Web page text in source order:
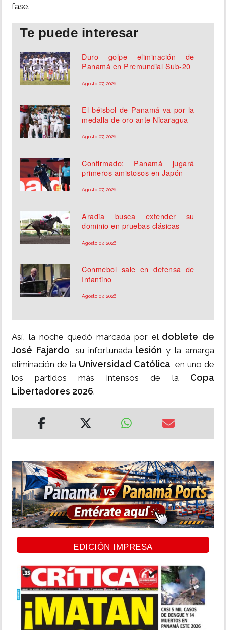
fase.
Te puede interesar
Duro golpe eliminación de
Panamá en Premundial Sub-20
Agosto 07, 2026
El béisbol de Panamá va por la
medalla de oro ante Nicaragua
Agosto 07, 2026
Confirmado: Panamá jugará
primeros amistosos en Japón
Agosto 07, 2026
Aradia busca extender su
dominio en pruebas clásicas
Agosto 07, 2026
Conmebol sale en defensa de
Infantino
Agosto 07, 2026
Así, la noche quedó marcada por el doblete de
José Fajardo, su infortunada lesión y la amarga
eliminación de la Universidad Católica, en uno de
los partidos más intensos de la Copa
Libertadores 2026.
EDICIÓN IMPRESA